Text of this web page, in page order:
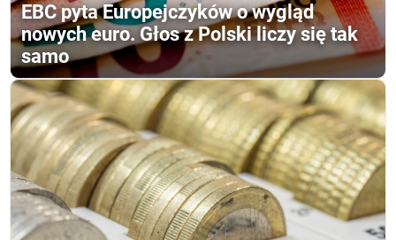
EBC pyta Europejczyków o wygląd
nowych euro. Głos z Polski liczy się tak
samo